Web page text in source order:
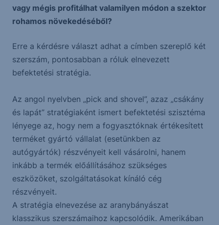
vagy mégis profitálhat valamilyen módon a szektor
rohamos növekedéséből?
Erre a kérdésre választ adhat a címben szereplő két
szerszám, pontosabban a róluk elnevezett
befektetési stratégia.
Az angol nyelvben „pick and shovel”, azaz „csákány
és lapát” stratégiaként ismert befektetési szisztéma
lényege az, hogy nem a fogyasztóknak értékesített
terméket gyártó vállalat (esetünkben az
autógyártók) részvényeit kell vásárolni, hanem
inkább a termék előállításához szükséges
eszközöket, szolgáltatásokat kínáló cég
részvényeit.
A stratégia elnevezése az aranybányászat
klasszikus szerszámaihoz kapcsolódik. Amerikában